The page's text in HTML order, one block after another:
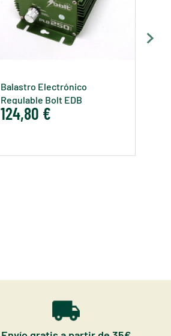
Balastro Electrónico
Regulable Bolt EDB
124,80 €